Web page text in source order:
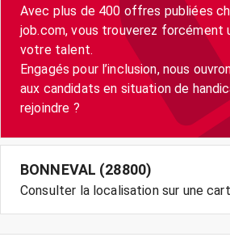
Avec plus de 400 offres publiées
job.com, vous trouverez forcément
votre talent.
Engagés pour l’inclusion, nous
aux candidats en situation de
BONNEVAL (28800)
Consulter la localisation sur une